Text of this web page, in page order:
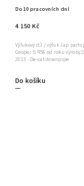
Do 10 pracovních dní
4 150 Kč
Do košíku
Výfukový díl / výfuk Jap parts
Cooper S R56 od roku výroby
2013 - De-cat downpipe